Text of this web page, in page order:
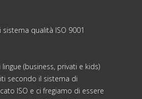
(business, privati e kids)
secondo il sistema di
ISO e ci fregiamo di essere